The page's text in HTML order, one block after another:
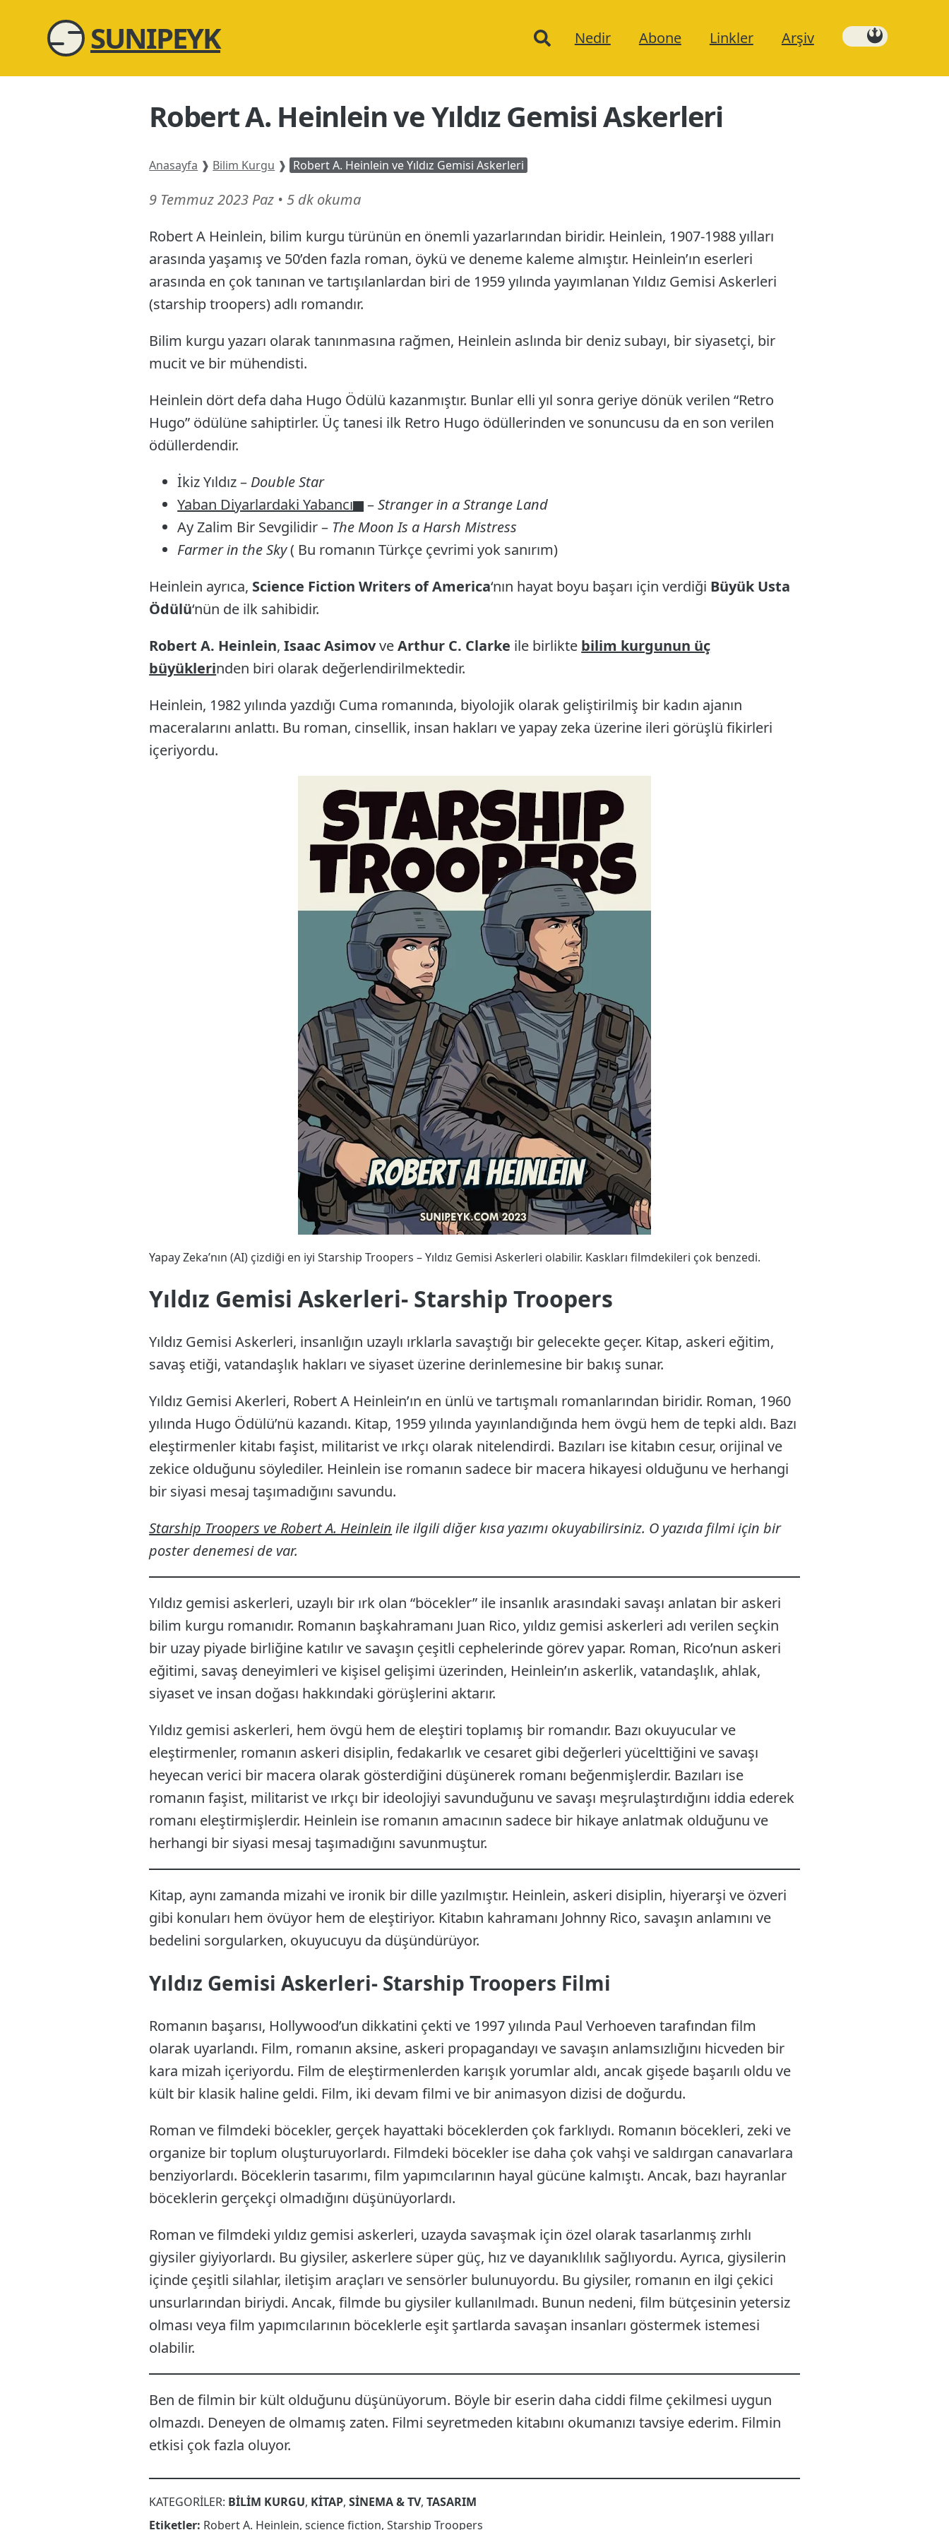
SUNIPEYK
Ana
Nedir Abone Linkler Arşiv
Robert A. Heinlein ve Yıldız Gemisi Askerleri
Anasayfa ❱ Bilim Kurgu ❱ Robert A. Heinlein ve Yıldız Gemisi Askerleri
9 Temmuz 2023 Paz 6
26
• 5 dk okuma
Robert A Heinlein, bilim kurgu türünün en önemli yazarlarından biridir. Heinlein, 1907-1988 yılları
arasında yaşamış ve 50’den fazla roman, öykü ve deneme kaleme almıştır. Heinlein’ın eserleri
arasında en çok tanınan ve tartışılanlardan biri de 1959 yılında yayımlanan Yıldız Gemisi Askerleri
(starship troopers) adlı romandır.
Bilim kurgu yazarı olarak tanınmasına rağmen, Heinlein aslında bir deniz subayı, bir siyasetçi, bir
mucit ve bir mühendisti.
Heinlein dört defa daha Hugo Ödülü kazanmıştır. Bunlar elli yıl sonra geriye dönük verilen “Retro
Hugo” ödülüne sahiptirler. Üç tanesi ilk Retro Hugo ödüllerinden ve sonuncusu da en son verilen
ödüllerdendir.
İkiz Yıldız – Double Star
Yaban Diyarlardaki Yabancı
–Stranger in a Strange Land
Ay Zalim Bir Sevgilidir – The Moon Is a Harsh Mistress
Farmer in the Sky( Bu romanın Türkçe çevrimi yok sanırım)
Heinlein ayrıca, Science Fiction Writers of America‘nın hayat boyu başarı için verdiği Büyük Usta
Ödülü‘nün de ilk sahibidir.
Robert A. Heinlein,Isaac AsimovveArthur C. Clarke ile birlikte bilim kurgunun üç
büyüklerinden biri olarak değerlendirilmektedir.
Heinlein, 1982 yılında yazdığı Cuma romanında, biyolojik olarak geliştirilmiş bir kadın ajanın
maceralarını anlattı. Bu roman, cinsellik, insan hakları ve yapay zeka üzerine ileri görüşlü fikirleri
içeriyordu.
Yapay Zeka’nın (AI) çizdiği en iyi Starship Troopers – Yıldız Gemisi Askerleri olabilir. Kaskları filmdekileri çok benzedi.
Yıldız Gemisi Askerleri- Starship Troopers
Yıldız Gemisi Askerleri, insanlığın uzaylı ırklarla savaştığı bir gelecekte geçer. Kitap, askeri eğitim,
savaş etiği, vatandaşlık hakları ve siyaset üzerine derinlemesine bir bakış sunar.
Yıldız Gemisi Akerleri, Robert A Heinlein’ın en ünlü ve tartışmalı romanlarından biridir. Roman, 1960
yılında Hugo Ödülü’nü kazandı. Kitap, 1959 yılında yayınlandığında hem övgü hem de tepki aldı. Bazı
eleştirmenler kitabı faşist, militarist ve ırkçı olarak nitelendirdi. Bazıları ise kitabın cesur, orijinal ve
zekice olduğunu söylediler. Heinlein ise romanın sadece bir macera hikayesi olduğunu ve herhangi
bir siyasi mesaj taşımadığını savundu.
Starship Troopers ve Robert A. Heinlein ile ilgili diğer kısa yazımı okuyabilirsiniz. O yazıda filmi için bir
poster denemesi de var.
Yıldız gemisi askerleri, uzaylı bir ırk olan “böcekler” ile insanlık arasındaki savaşı anlatan bir askeri
bilim kurgu romanıdır. Romanın başkahramanı Juan Rico, yıldız gemisi askerleri adı verilen seçkin
bir uzay piyade birliğine katılır ve savaşın çeşitli cephelerinde görev yapar. Roman, Rico’nun askeri
eğitimi, savaş deneyimleri ve kişisel gelişimi üzerinden, Heinlein’ın askerlik, vatandaşlık, ahlak,
siyaset ve insan doğası hakkındaki görüşlerini aktarır.
Yıldız gemisi askerleri, hem övgü hem de eleştiri toplamış bir romandır. Bazı okuyucular ve
eleştirmenler, romanın askeri disiplin, fedakarlık ve cesaret gibi değerleri yücelttiğini ve savaşı
heyecan verici bir macera olarak gösterdiğini düşünerek romanı beğenmişlerdir. Bazıları ise
romanın faşist, militarist ve ırkçı bir ideolojiyi savunduğunu ve savaşı meşrulaştırdığını iddia ederek
romanı eleştirmişlerdir. Heinlein ise romanın amacının sadece bir hikaye anlatmak olduğunu ve
herhangi bir siyasi mesaj taşımadığını savunmuştur.
Kitap, aynı zamanda mizahi ve ironik bir dille yazılmıştır. Heinlein, askeri disiplin, hiyerarşi ve özveri
gibi konuları hem övüyor hem de eleştiriyor. Kitabın kahramanı Johnny Rico, savaşın anlamını ve
bedelini sorgularken, okuyucuyu da düşündürüyor.
Yıldız Gemisi Askerleri- Starship Troopers Filmi
Romanın başarısı, Hollywood’un dikkatini çekti ve 1997 yılında Paul Verhoeven tarafından film
olarak uyarlandı. Film, romanın aksine, askeri propagandayı ve savaşın anlamsızlığını hicveden bir
kara mizah içeriyordu. Film de eleştirmenlerden karışık yorumlar aldı, ancak gişede başarılı oldu ve
kült bir klasik haline geldi. Film, iki devam filmi ve bir animasyon dizisi de doğurdu.
Roman ve filmdeki böcekler, gerçek hayattaki böceklerden çok farklıydı. Romanın böcekleri, zeki ve
organize bir toplum oluşturuyorlardı. Filmdeki böcekler ise daha çok vahşi ve saldırgan canavarlara
benziyorlardı. Böceklerin tasarımı, film yapımcılarının hayal gücüne kalmıştı. Ancak, bazı hayranlar
böceklerin gerçekçi olmadığını düşünüyorlardı.
Roman ve filmdeki yıldız gemisi askerleri, uzayda savaşmak için özel olarak tasarlanmış zırhlı
giysiler giyiyorlardı. Bu giysiler, askerlere süper güç, hız ve dayanıklılık sağlıyordu. Ayrıca, giysilerin
içinde çeşitli silahlar, iletişim araçları ve sensörler bulunuyordu. Bu giysiler, romanın en ilgi çekici
unsurlarından biriydi. Ancak, filmde bu giysiler kullanılmadı. Bunun nedeni, film bütçesinin yetersiz
olması veya film yapımcılarının böceklerle eşit şartlarda savaşan insanları göstermek istemesi
olabilir.
Ben de filmin bir kült olduğunu düşünüyorum. Böyle bir eserin daha ciddi filme çekilmesi uygun
olmazdı. Deneyen de olmamış zaten. Filmi seyretmeden kitabını okumanızı tavsiye ederim. Filmin
etkisi çok fazla oluyor.
KATEGORILER: BILIM KURGU, KITAP,SINEMA & TV,TASARIM
Etiketler: Robert A. Heinlein,science fiction,Starship Troopers